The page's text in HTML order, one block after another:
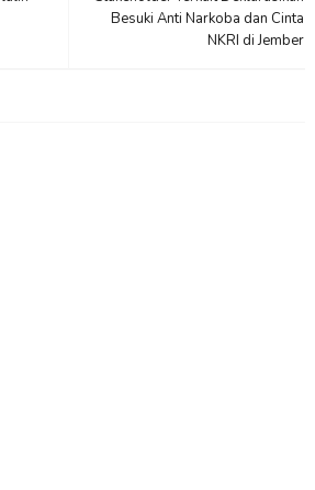
Besuki Anti Narkoba dan Cinta
NKRI di Jember